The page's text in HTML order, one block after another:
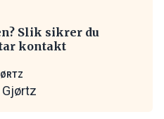
Slik sikrer du
kontakt